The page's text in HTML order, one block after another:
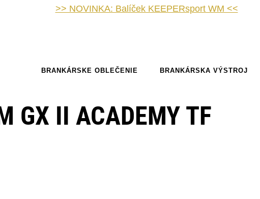
>> NOVINKA: Balíček KEEPERsport WM <<
BRANKÁRSKE OBLEČENIE BRANKÁRSKA VÝSTROJ
GX II ACADEMY TF